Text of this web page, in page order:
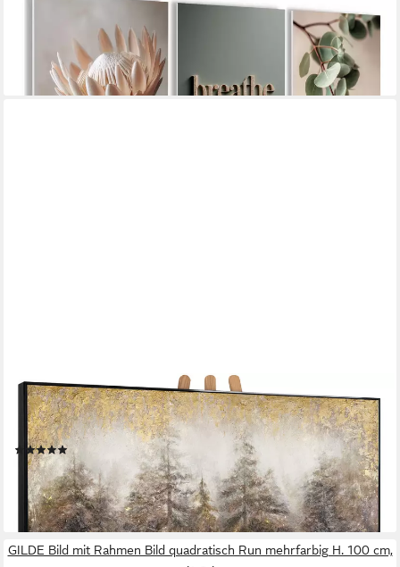
34,99 €
lieferbar - in 4-5 Werktagen bei dir
YS-ART
Gemälde Morgen's im Wald, Landschaft, Baum Wald Tannen
Leinwand Bild Handgemalt
(2)
ab 229,90 €
lieferbar in 4 Wochen
GILDE Bild mit Rahmen Bild quadratisch Run mehrfarbig H. 100 cm,